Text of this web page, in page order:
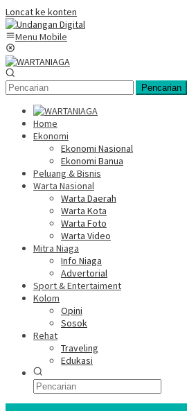
Loncat ke konten
Menu Mobile
Pencarian
Home
Ekonomi
Ekonomi Nasional
Ekonomi Banua
Peluang & Bisnis
Warta Nasional
Warta Daerah
Warta Kota
Warta Foto
Warta Video
Mitra Niaga
Info Niaga
Advertorial
Sport & Entertaiment
Kolom
Opini
Sosok
Rehat
Traveling
Edukasi